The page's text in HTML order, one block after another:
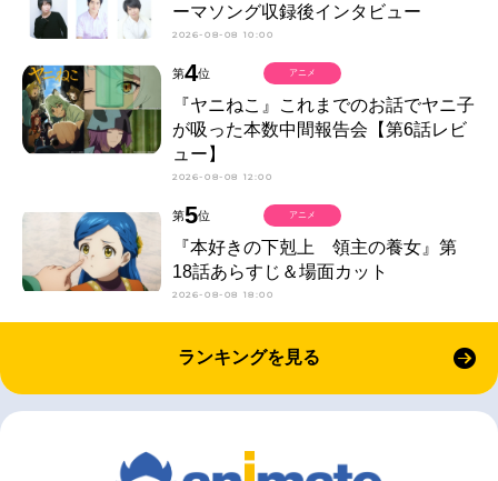
ーマソング収録後インタビュー
2026-08-08 10:00
第4位
『ヤニねこ』これまでのお話でヤニ子
が吸った本数中間報告会【第6話レビ
ュー】
2026-08-08 12:00
アニメ
第5位
『本好きの下剋上 領主の養女』第
18話あらすじ＆場面カット
2026-08-08 18:00
アニメ
ランキングを見る